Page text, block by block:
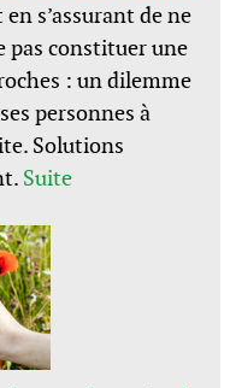
s’assurant de ne
pas constituer une
: un dilemme
personnes à
Solutions
Suite